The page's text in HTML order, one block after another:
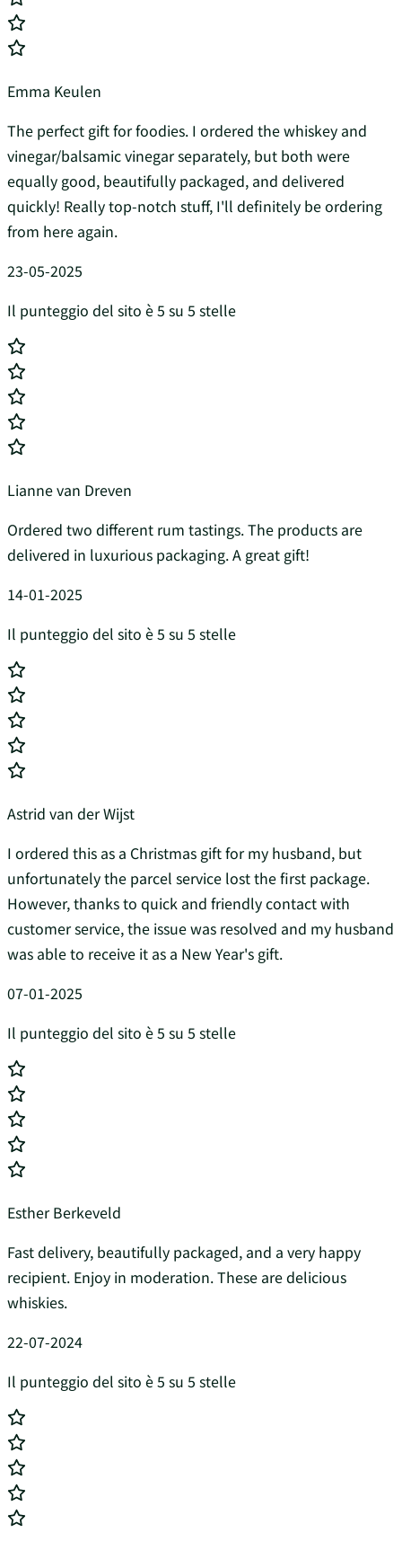
Emma Keulen
The perfect gift for foodies. I ordered the whiskey and
vinegar/balsamic vinegar separately, but both were
equally good, beautifully packaged, and delivered
quickly! Really top-notch stuff, I'll definitely be ordering
from here again.
23-05-2025
Il punteggio del sito è 5 su 5 stelle
Lianne van Dreven
Ordered two different rum tastings. The products are
delivered in luxurious packaging. A great gift!
14-01-2025
Il punteggio del sito è 5 su 5 stelle
Astrid van der Wijst
I ordered this as a Christmas gift for my husband, but
unfortunately the parcel service lost the first package.
However, thanks to quick and friendly contact with
customer service, the issue was resolved and my husband
was able to receive it as a New Year's gift.
07-01-2025
Il punteggio del sito è 5 su 5 stelle
Esther Berkeveld
Fast delivery, beautifully packaged, and a very happy
recipient. Enjoy in moderation. These are delicious
whiskies.
22-07-2024
Il punteggio del sito è 5 su 5 stelle